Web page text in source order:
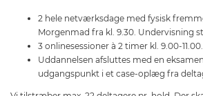
2 hele netværksdage med fysisk
Morgenmad fra kl. 9.30. Undervisning
3 onlinesessioner à 2 timer kl. 9.00-11.00.
Uddannelsen afsluttes med en
udgangspunkt i et case-oplæg fra